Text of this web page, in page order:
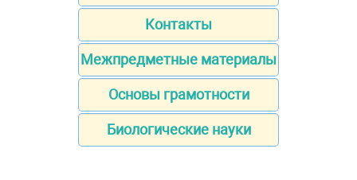
Контакты
Межпредметные материалы
Основы грамотности
Биологические науки